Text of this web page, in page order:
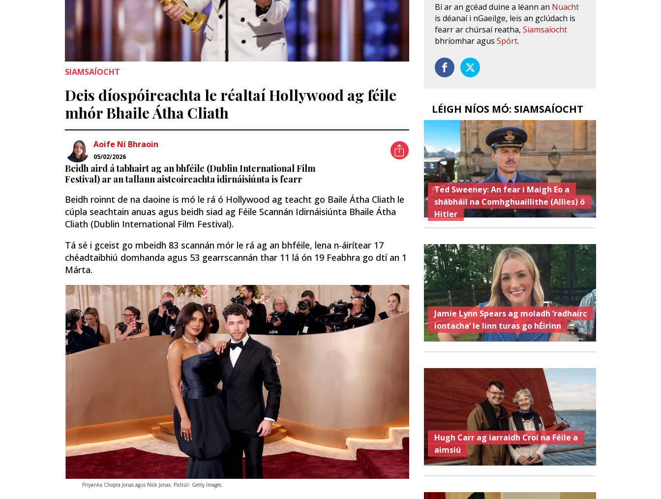
SIAMSAÍOCHT
Deis díospóireachta le réaltaí Hollywood ag féile
mhór Bhaile Átha Cliath
Aoife Ní Bhraoin
05/02/2026
Beidh aird á tabhairt ag an bhféile (Dublin International Film
Festival) ar an tallann aisteoireachta idirnáisiúnta is fearr
Beidh roinnt de na daoine is mó le rá ó Hollywood ag teacht go Baile Átha Cliath le
cúpla seachtain anuas agus beidh siad ag Féile Scannán Idirnáisiúnta Bhaile Átha
Cliath (Dublin International Film Festival).
Tá sé i gceist go mbeidh 83 scannán mór le rá ag an bhféile, lena n-áirítear 17
chéadtaibhiú domhanda agus 53 gearrscannán thar 11 lá ón 19 Feabhra go dtí an 1
Márta.
Priyanka Chopra Jonas agus Nick Jonas. Pictiúr: Getty Images
Bí ar an gcéad duine a léann an Nuacht
is déanaí i nGaeilge, leis an gclúdach is
fearr ar chúrsaí reatha,Siamsaíocht
bhríomhar agusSpórt.
LÉIGH NÍOS MÓ: SIAMSAÍOCHT
Ted Sweeney: An fear i Maigh Eo a
shábháil na Comhghuaillithe (Allies) ó
Hitler
Jamie Lynn Spears ag moladh ‘radhairc
iontacha’ le linn turas go hÉirinn
Hugh Carr ag iarraidh Croí na Féile a
aimsiú